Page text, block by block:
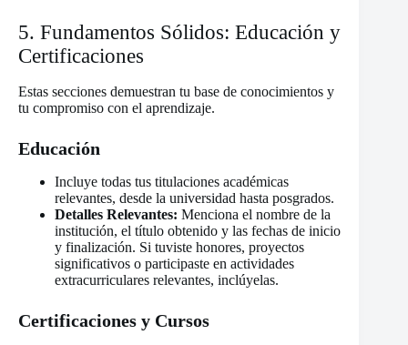
5. Fundamentos Sólidos: Educación y
Certificaciones
Estas secciones demuestran tu base de conocimientos y
tu compromiso con el aprendizaje.
Educación
Incluye todas tus titulaciones académicas
relevantes, desde la universidad hasta posgrados.
Detalles Relevantes: Menciona el nombre de la
institución, el título obtenido y las fechas de inicio
y finalización. Si tuviste honores, proyectos
significativos o participaste en actividades
extracurriculares relevantes, inclúyelas.
Certificaciones y Cursos